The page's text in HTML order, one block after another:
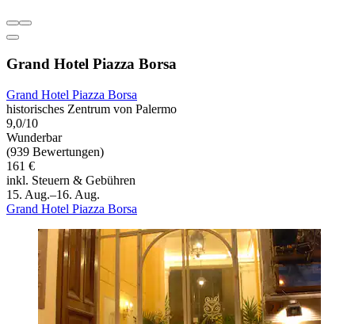
Grand Hotel Piazza Borsa
Grand Hotel Piazza Borsa
historisches Zentrum von Palermo
9,0/10
Wunderbar
(939 Bewertungen)
161 €
inkl. Steuern & Gebühren
15. Aug.–16. Aug.
Grand Hotel Piazza Borsa